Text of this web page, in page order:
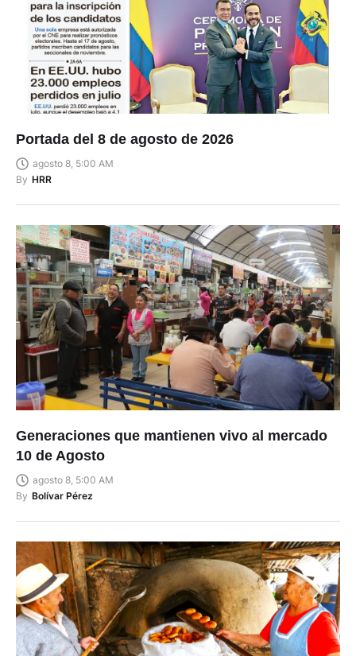
Portada del 8 de agosto de 2026
agosto 8, 5:00 AM
By HRR
Generaciones que mantienen vivo al mercado
10 de Agosto
agosto 8, 5:00 AM
By Bolívar Pérez